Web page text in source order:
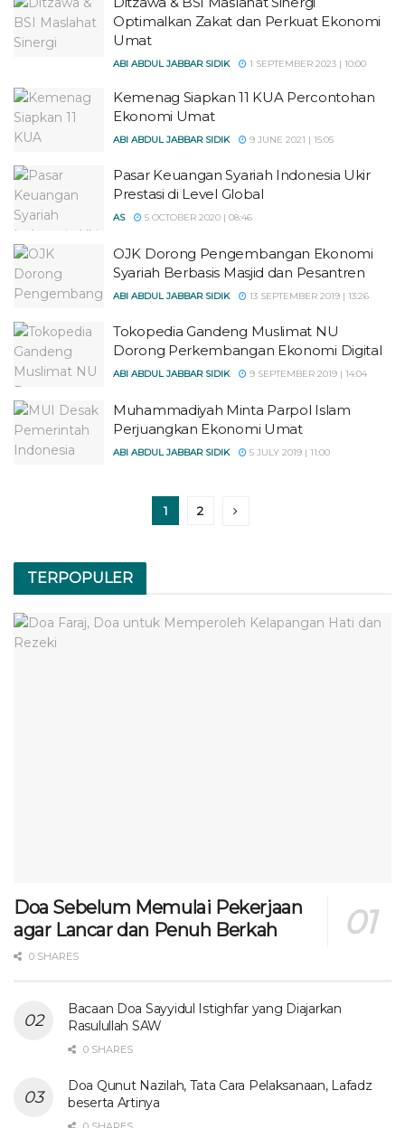
Optimalkan Zakat dan Perkuat Ekonomi
Umat
ABI ABDUL JABBAR SIDIK 1 SEPTEMBER 2023 | 10:00
Kemenag Siapkan 11 KUA Percontohan
Ekonomi Umat
ABI ABDUL JABBAR SIDIK 9 JUNE 2021 | 15:05
Pasar Keuangan Syariah Indonesia Ukir
Prestasi di Level Global
AS 5 OCTOBER 2020 | 08:46
OJK Dorong Pengembangan Ekonomi
Syariah Berbasis Masjid dan Pesantren
ABI ABDUL JABBAR SIDIK 13 SEPTEMBER 2019 | 13:26
Tokopedia Gandeng Muslimat NU
Dorong Perkembangan Ekonomi Digital
ABI ABDUL JABBAR SIDIK 9 SEPTEMBER 2019 | 14:04
Muhammadiyah Minta Parpol Islam
Perjuangkan Ekonomi Umat
ABI ABDUL JABBAR SIDIK 5 JULY 2019 | 11:00
1 2
TERPOPULER
Doa Sebelum Memulai Pekerjaan
agar Lancar dan Penuh Berkah
0 SHARES
Bacaan Doa Sayyidul Istighfar yang Diajarkan
Rasulullah SAW
0 SHARES
Doa Qunut Nazilah, Tata Cara Pelaksanaan, Lafadz
beserta Artinya